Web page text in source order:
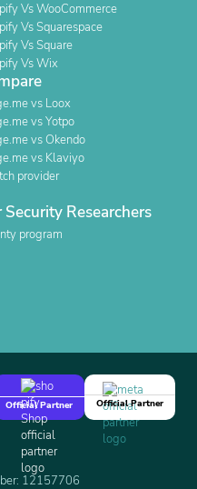
Vs WooCommerce
Vs Squarespace
Vs Square
Vs Wix
vs Loox
vs Yotpo
vs Okendo
vs Klaviyo
provider
Security Researchers
program
Official Partner
Official Partner
12157706